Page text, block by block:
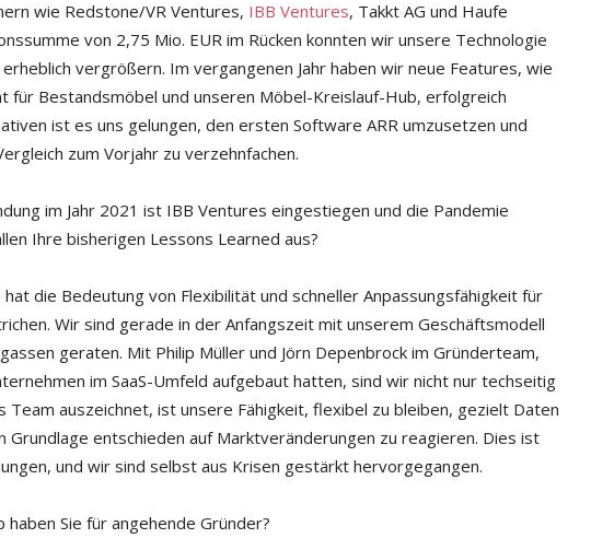
wie Redstone/VR Ventures, IBB Ventures, Takkt AG und Haufe
von 2,75 Mio. EUR im Rücken konnten wir unsere Technologie
vergrößern. Im vergangenen Jahr haben wir neue Features, wie
für Bestandsmöbel und unseren Möbel-Kreislauf-Hub, erfolgreich
ist es uns gelungen, den ersten Software ARR umzusetzen und
zum Vorjahr zu verzehnfachen.
im Jahr 2021 ist IBB Ventures eingestiegen und die Pandemie
Ihre bisherigen Lessons Learned aus?
hat die Bedeutung von Flexibilität und schneller Anpassungsfähigkeit für
Wir sind gerade in der Anfangszeit mit unserem Geschäftsmodell
geraten. Mit Philip Müller und Jörn Depenbrock im Gründerteam,
im SaaS-Umfeld aufgebaut hatten, sind wir nicht nur techseitig
Team auszeichnet, ist unsere Fähigkeit, flexibel zu bleiben, gezielt Daten
Grundlage entschieden auf Marktveränderungen zu reagieren. Dies ist
und wir sind selbst aus Krisen gestärkt hervorgegangen.
haben Sie für angehende Gründer?